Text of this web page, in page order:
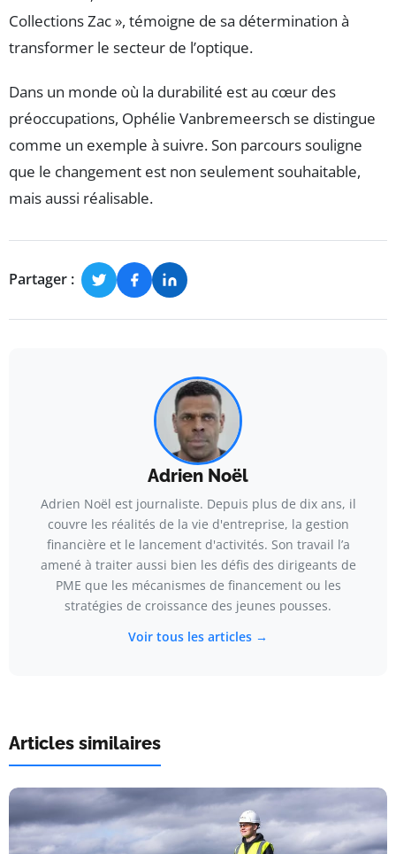
Collections Zac », témoigne de sa détermination à
transformer le secteur de l’optique.
Dans un monde où la durabilité est au cœur des
préoccupations, Ophélie Vanbremeersch se distingue
comme un exemple à suivre. Son parcours souligne
que le changement est non seulement souhaitable,
mais aussi réalisable.
Partager :
Adrien Noël
Adrien Noël est journaliste. Depuis plus de dix ans, il
couvre les réalités de la vie d'entreprise, la gestion
financière et le lancement d'activités. Son travail l’a
amené à traiter aussi bien les défis des dirigeants de
PME que les mécanismes de financement ou les
stratégies de croissance des jeunes pousses.
Voir tous les articles →
Articles similaires